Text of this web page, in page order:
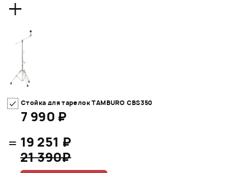
+
Стойка для тарелок TAMBURO CBS350
7 990 ₽
= 19 251 ₽
21 390₽